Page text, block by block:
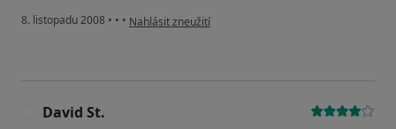
8. listopadu 2008 • • • podle názoru uživatele Pacient
Nahlásit zneužití
David St.